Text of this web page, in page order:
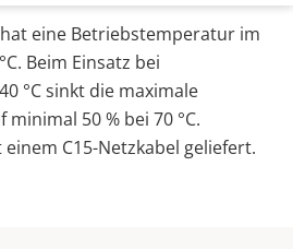
hat eine Betriebstemperatur im
Beim Einsatz bei
°C sinkt die maximale
50 % bei 70 °C.
C15-Netzkabel geliefert.